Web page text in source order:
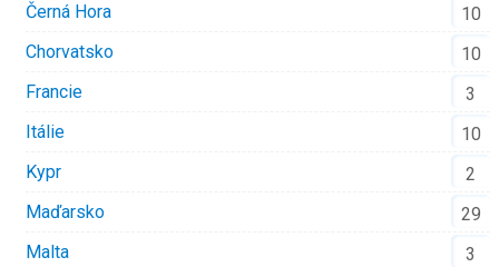
Černá Hora
10
Chorvatsko
10
Francie
3
Itálie
10
Kypr
2
Maďarsko
29
Malta
3